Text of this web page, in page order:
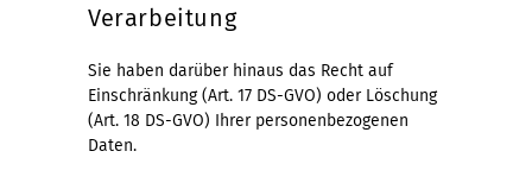
Verarbeitung
Sie haben darüber hinaus das Recht auf
Einschränkung (Art. 17 DS-GVO) oder Löschung
(Art. 18 DS-GVO) Ihrer personenbezogenen
Daten.